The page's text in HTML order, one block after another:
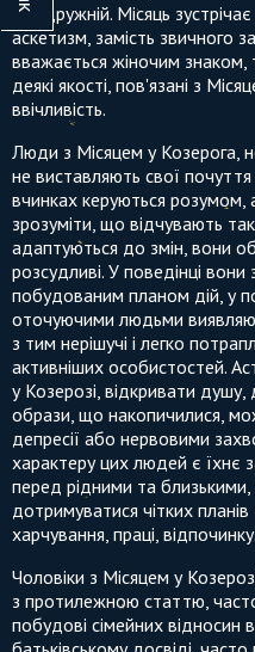
21 22 23 24 25 26
28 29 30 31
і не дружній. Місяць
аскетизм, замість звичного
вважається жіночим
деякі якості, пов'язані з
ввічливість.
Люди з Місяцем у Козерога,
не виставляють свої
вчинках керуються
зрозуміти, що відчувають
адаптуються до змін, вони
розсудливі. У поведінці
побудованим планом дій, у
оточуючими людьми
з тим нерішучі і легко
активніших особистостей.
у Козерозі, відкривати душу,
образи, що накопичилися,
депресії або нервовими
характеру цих людей є їхнє
перед рідними та
дотримуватися чітких
харчування, праці, відпочинку.
Чоловіки з Місяцем у
з протилежною статтю,
побудові сімейних відносин